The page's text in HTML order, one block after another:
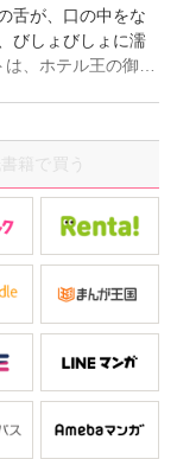
舌が、口の中をな
びしょびしょに濡
、ホテル王の御曹
、彼を避けるよう
戻ることになり、
だった。再会した
た。「会いたかっ
ダで抱きしめられ
ビンカンなところ
籍で買う